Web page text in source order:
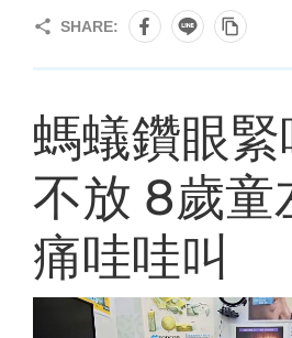
螞蟻鑽眼
不放 8歲童
痛哇哇叫